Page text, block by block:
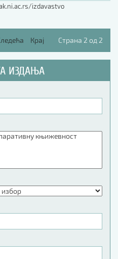
izdavastvo
Крај Страна 2 од 2
ИЗДАЊА